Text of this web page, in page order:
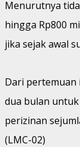
Menurutnya
hingga Rp800
jika sejak awal
Dari pertemuan
dua bulan
perizinan
(LMC-02)